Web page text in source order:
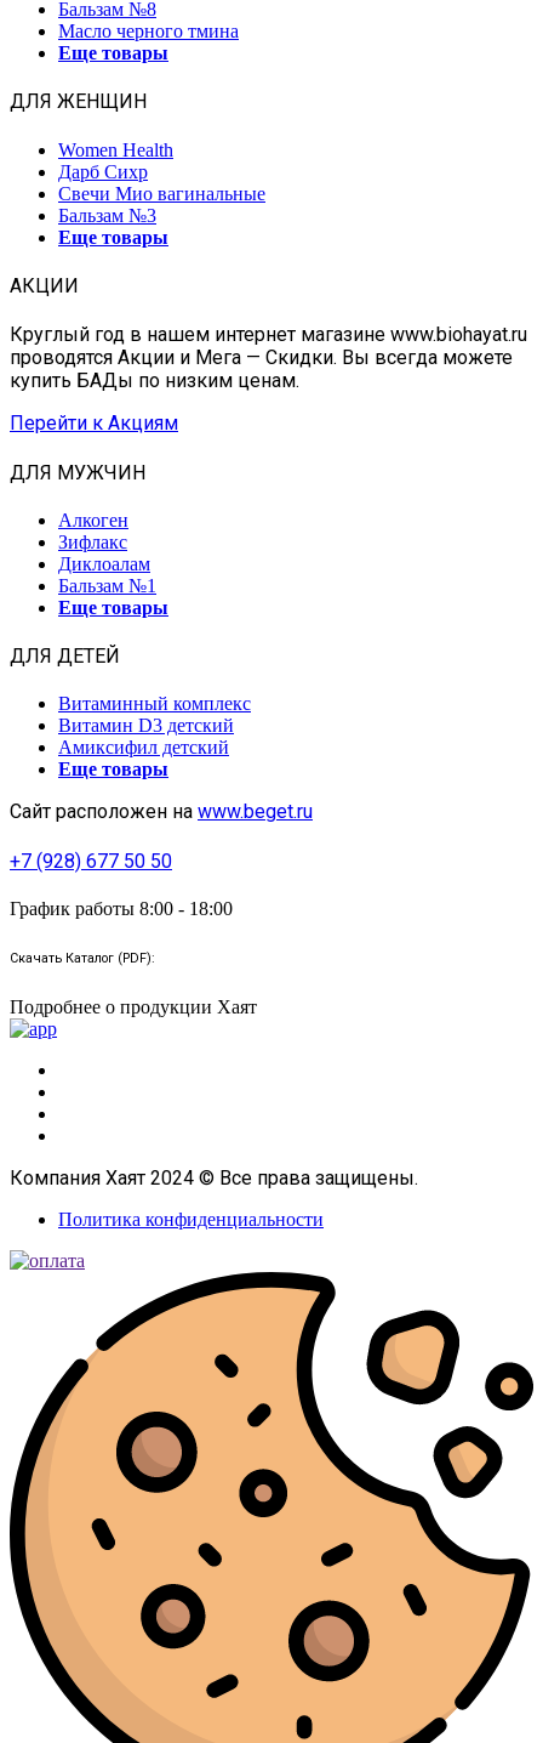
Бальзам №8
Масло черного тмина
Еще товары
ДЛЯ ЖЕНЩИН
Women Health
Дарб Сихр
Свечи Мио вагинальные
Бальзам №3
Еще товары
АКЦИИ
Круглый год в нашем интернет магазине www.biohayat.ru
проводятся Акции и Мега — Скидки. Вы всегда можете
купить БАДы по низким ценам.
Перейти к Акциям
ДЛЯ МУЖЧИН
Алкоген
Зифлакс
Диклоалам
Бальзам №1
Еще товары
ДЛЯ ДЕТЕЙ
Витаминный комплекс
Витамин D3 детский
Амиксифил детский
Еще товары
Сайт расположен на www.beget.ru
+7 (928) 677 50 50
График работы 8:00 - 18:00
Скачать Каталог (PDF):
Подробнее о продукции Хаят
Компания Хаят 2024 © Все права защищены.
Политика конфиденциальности